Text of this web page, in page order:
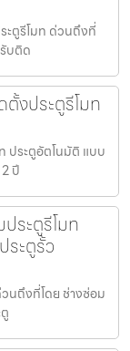
ะตูรีโมท ด่วนถึงที่
บติด
งประตูรีโมท
ประตูอัตโนมัติ แบบ
ปี
ระตูรีโมท
ระตูรั้ว
นถึงที่โดย ช่างซ่อม